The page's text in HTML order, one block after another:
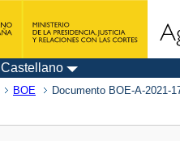
Castellano
BOE Documento BOE-A-2021-